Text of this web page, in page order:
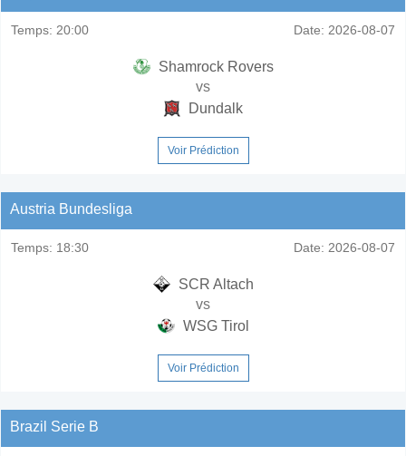
Temps: 20:00 Date: 2026-08-07
Shamrock Rovers
vs
Dundalk
Voir Prédiction
Austria Bundesliga
Temps: 18:30 Date: 2026-08-07
SCR Altach
vs
WSG Tirol
Voir Prédiction
Brazil Serie B